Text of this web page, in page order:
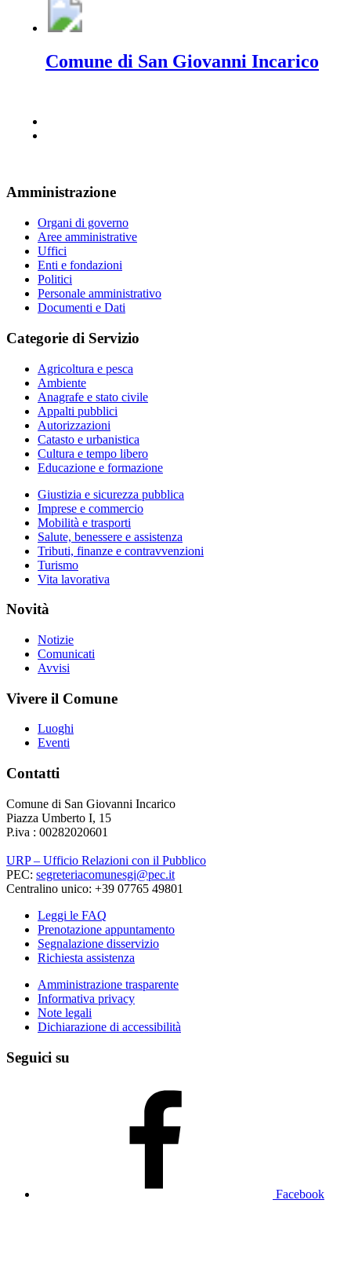
Comune di San Giovanni Incarico
Amministrazione
Organi di governo
Aree amministrative
Uffici
Enti e fondazioni
Politici
Personale amministrativo
Documenti e Dati
Categorie di Servizio
Agricoltura e pesca
Ambiente
Anagrafe e stato civile
Appalti pubblici
Autorizzazioni
Catasto e urbanistica
Cultura e tempo libero
Educazione e formazione
Giustizia e sicurezza pubblica
Imprese e commercio
Mobilità e trasporti
Salute, benessere e assistenza
Tributi, finanze e contravvenzioni
Turismo
Vita lavorativa
Novità
Notizie
Comunicati
Avvisi
Vivere il Comune
Luoghi
Eventi
Contatti
Comune di San Giovanni Incarico
Piazza Umberto I, 15
P.iva : 00282020601
URP – Ufficio Relazioni con il Pubblico
PEC: segreteriacomunesgi@pec.it
Centralino unico: +39 07765 49801
Leggi le FAQ
Prenotazione appuntamento
Segnalazione disservizio
Richiesta assistenza
Amministrazione trasparente
Informativa privacy
Note legali
Dichiarazione di accessibilità
Seguici su
Facebook